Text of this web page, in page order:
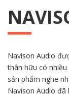
Navison Audio
thân hữu có
sản phẩm nghe
Navison Audio